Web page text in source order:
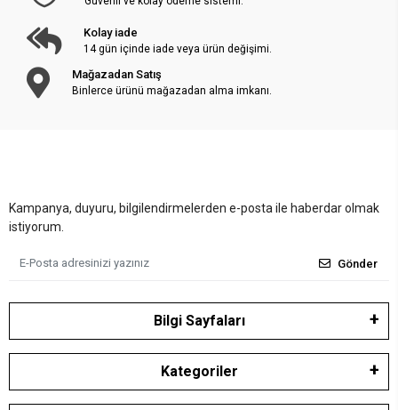
Kolay iade
14 gün içinde iade veya ürün değişimi.
Mağazadan Satış
Binlerce ürünü mağazadan alma imkanı.
Kampanya, duyuru, bilgilendirmelerden e-posta ile haberdar olmak
istiyorum.
Gönder
Bilgi Sayfaları
Kategoriler